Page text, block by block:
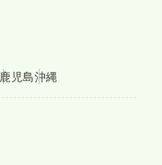
鹿児島沖縄